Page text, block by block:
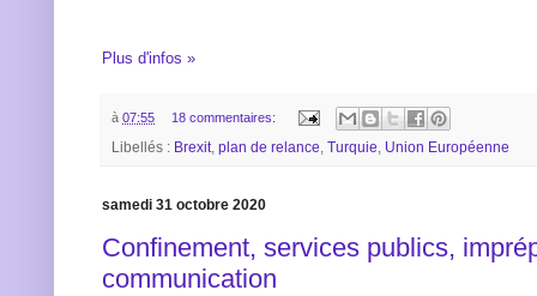
Plus d'infos »
à 07:55 18 commentaires:
Libellés : Brexit, plan de relance, Turquie, Union Européenne
samedi 31 octobre 2020
Confinement, services publics,
communication